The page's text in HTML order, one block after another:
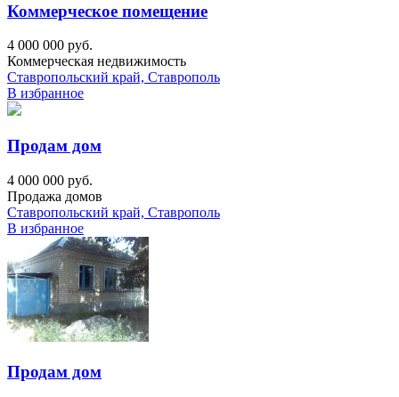
Коммерческое помещение
4 000 000 руб.
Коммерческая недвижимость
Ставропольский край, Ставрополь
В избранное
Продам дом
4 000 000 руб.
Продажа домов
Ставропольский край, Ставрополь
В избранное
Продам дом